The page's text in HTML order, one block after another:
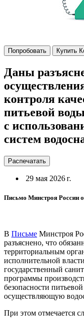
Попробовать Купить
Даны
контроля
питьевой
с
систем
Распечатать
29 мая 2026 г.
Письмо Минстроя России
В Письме Минстроя
разъяснено, что
территориальным
исполнительной
государственный
программы
безопасности
осуществляющую
При этом отмечается